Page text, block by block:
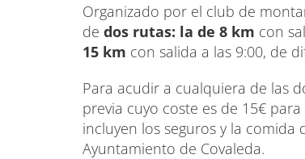
Organizado por el club de
de dos rutas: la de 8 km con
15 km con salida a las 9:00, de
Para acudir a cualquiera de las
previa cuyo coste es de 15€
incluyen los seguros y la
Ayuntamiento de Covaleda.